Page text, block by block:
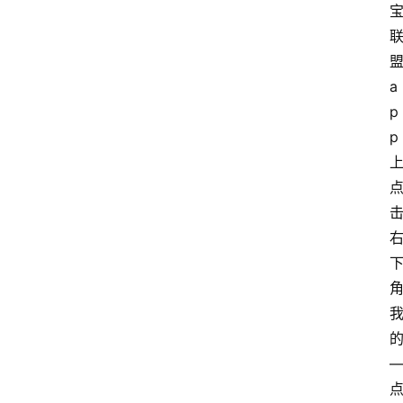
宝
联
盟
a
p
p
上
点
击
右
下
角
我
的
—
点